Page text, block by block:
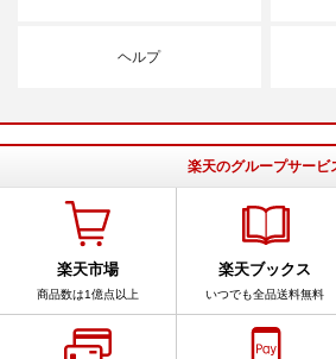
ヘルプ
楽天のグループサービ
楽天市場
商品数は1億点以上
楽天ブックス
いつでも全品送料無料